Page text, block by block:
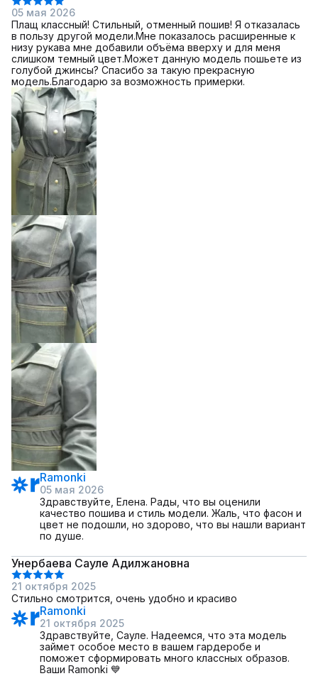
05 мая 2026
Плащ классный! Стильный, отменный пошив! Я отказалась
в пользу другой модели.Мне показалось расширенные к
низу рукава мне добавили объёма вверху и для меня
слишком темный цвет.Может данную модель пошьете из
голубой джинсы? Спасибо за такую прекрасную
модель.Благодарю за возможность примерки.
Ramonki
05 мая 2026
Здравствуйте, Елена. Рады, что вы оценили
качество пошива и стиль модели. Жаль, что фасон и
цвет не подошли, но здорово, что вы нашли вариант
по душе.
Унербаева Сауле Адилжановна
21 октября 2025
Стильно смотрится, очень удобно и красиво
Ramonki
21 октября 2025
Здравствуйте, Сауле. Надеемся, что эта модель
займет особое место в вашем гардеробе и
поможет сформировать много классных образов.
Ваши Ramonki 💙